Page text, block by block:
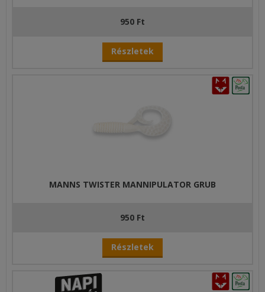
950 Ft
Részletek
MANNS TWISTER MANNIPULATOR GRUB
950 Ft
Részletek